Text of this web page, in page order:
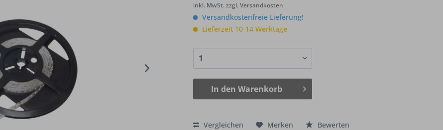
inkl. MwSt.zzgl. Versandkosten
Versandkostenfreie Lieferung!
Lieferzeit 10-14 Werktage
In den Warenkorb
Vergleichen Merken Bewerten